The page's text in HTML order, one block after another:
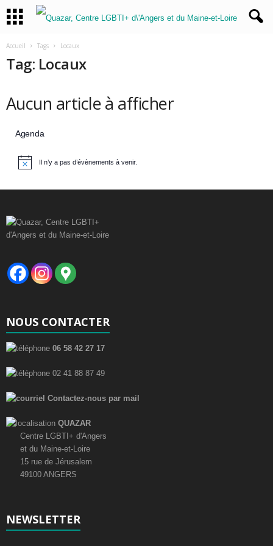
Accueil Tags Locaux
Tag: Locaux
Aucun article à afficher
Agenda
Il n’y a pas d’évènements à venir.
NOUS CONTACTER
06 58 42 27 17
02 41 88 87 49
Contactez-nous par mail
QUAZAR
Centre LGBTI+ d'Angers
et du Maine-et-Loire
15 rue de Jérusalem
49100 ANGERS
NEWSLETTER